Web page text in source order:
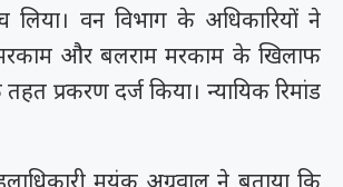
लिया। वन विभाग के अधिकारियों ने
और बलराम मरकाम के खिलाफ
प्रकरण दर्ज किया। न्यायिक रिमांड
मयंक अग्रवाल ने बताया कि